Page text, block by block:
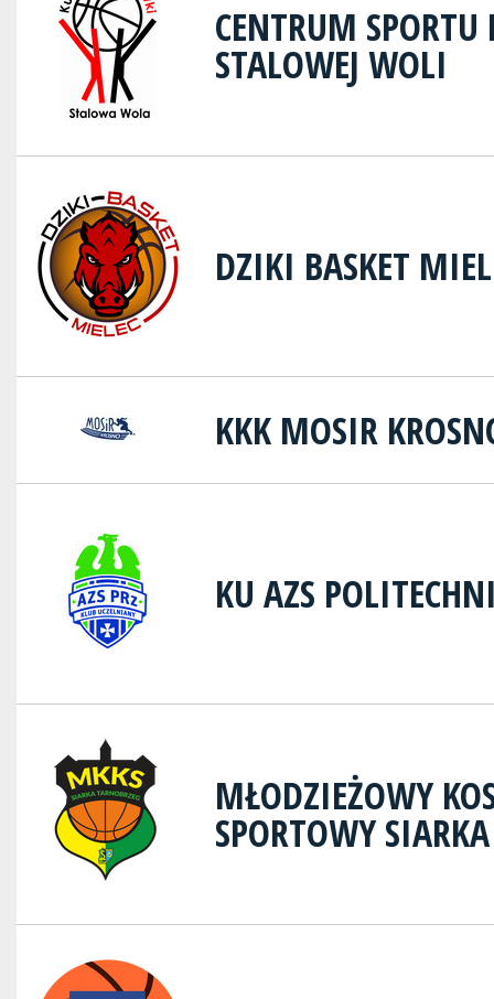
CENTRUM
STALOWEJ WOLI
DZIKI BASKET
KKK MOSIR
KU AZS
MŁODZIEŻOWY
SPORTOWY